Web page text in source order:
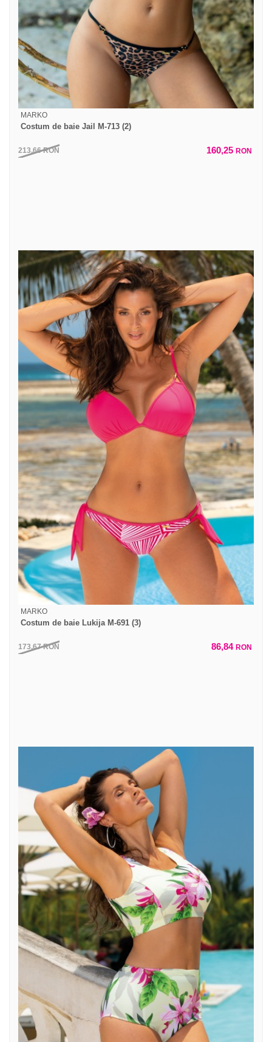
MARKO
Costum de baie Jail M-713 (2)
213,66RON 160,25 RON
MARKO
Costum de baie Lukija M-691 (3)
173,67RON 86,84 RON